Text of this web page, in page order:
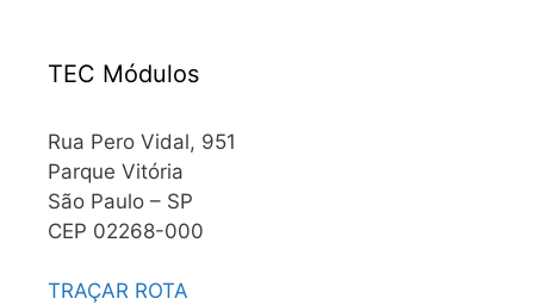
TEC Módulos
Rua Pero Vidal, 951
Parque Vitória
São Paulo – SP
CEP 02268-000
TRAÇAR ROTA